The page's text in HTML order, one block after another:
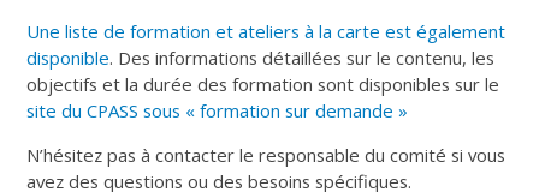
Une liste de formation et ateliers à la carte est également
disponible. Des informations détaillées sur le contenu, les
objectifs et la durée des formation sont disponibles sur le
site du CPASS sous « formation sur demande »
N’hésitez pas à contacter le responsable du comité si vous
avez des questions ou des besoins spécifiques.